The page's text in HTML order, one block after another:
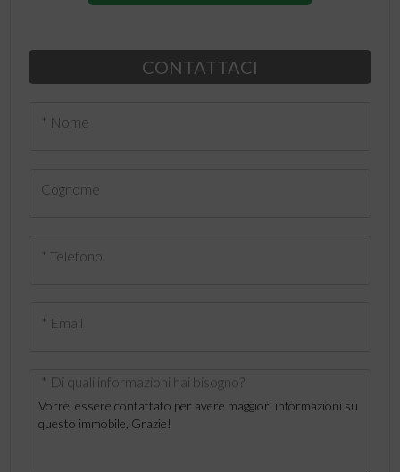
CONTATTACI
* Nome
Cognome
* Telefono
* Email
* Di quali informazioni hai bisogno?